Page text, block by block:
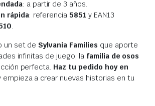
: a partir de 3 años.
rápida: referencia 5851 y EAN13
.
un set de Sylvania Families que aporte
infinitas de juego, la familia de osos
perfecta. Haz tu pedido hoy en
a crear nuevas historias en tu